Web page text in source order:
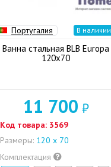
Португалия В наличии
Ванна стальная BLB Europa
120x70
11 700 ₽
Код товара: 3569
Размеры: 120 х 70
Комплектация